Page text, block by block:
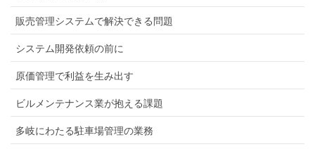
販売管理システムで解決できる問題
システム開発依頼の前に
原価管理で利益を生み出す
ビルメンテナンス業が抱える課題
多岐にわたる駐車場管理の業務